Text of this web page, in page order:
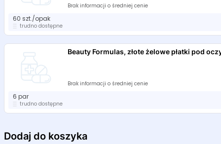
Brak informacji o średniej cenie
60 szt./opak
trudno dostępne
Beauty Formulas, złote żelowe płatki pod
Brak informacji o średniej cenie
6 par
trudno dostępne
Dodaj do koszyka